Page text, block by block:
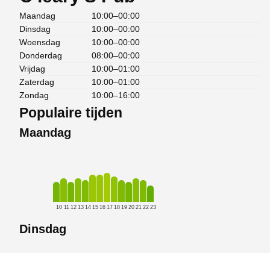
Maandag
10:00–00:00
Dinsdag
10:00–00:00
Woensdag
10:00–00:00
Donderdag
08:00–00:00
Vrijdag
10:00–01:00
Zaterdag
10:00–01:00
Zondag
10:00–16:00
Populaire tijden
Maandag
10 11 12 13 14 15 16 17 18 19 20 21 22 23
Dinsdag